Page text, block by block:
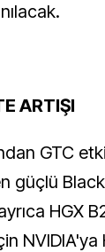
ARTIŞI
GTC
güçlü
HGX